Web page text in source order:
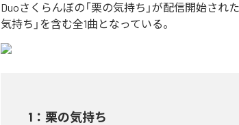
Duoさくらんぼの「栗の気持ち」が配信開始され
気持ち」を含む全1曲となっている。
1 ： 栗の気持ち